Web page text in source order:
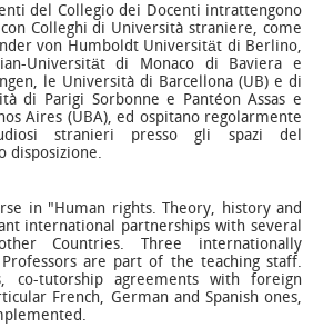
del Collegio dei Docenti intrattengono
Colleghi di Università straniere, come
von Humboldt Universität di Berlino,
Universität di Monaco di Baviera e
le Università di Barcellona (UB) e di
di Parigi Sorbonne e Pantéon Assas e
Aires (UBA), ed ospitano regolarmente
stranieri presso gli spazi del
disposizione.
in "Human rights. Theory, history and
international partnerships with several
Countries. Three internationally
are part of the teaching staff.
co-tutorship agreements with foreign
French, German and Spanish ones,